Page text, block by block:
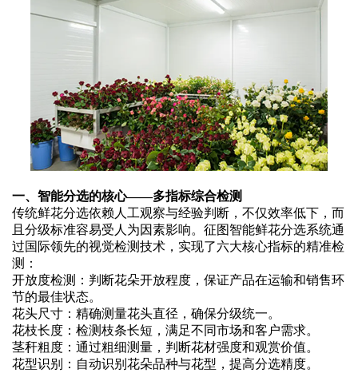
一、智能分选的核心——多指标综合检测
传统鲜花分选依赖人工观察与经验判断，不仅效率低下，而
且分级标准容易受人为因素影响。征图智能鲜花分选系统通
过国际领先的视觉检测技术，实现了六大核心指标的精准检
测：
开放度检测：判断花朵开放程度，保证产品在运输和销售环
节的最佳状态。
花头尺寸：精确测量花头直径，确保分级统一。
花枝长度：检测枝条长短，满足不同市场和客户需求。
茎秆粗度：通过粗细测量，判断花材强度和观赏价值。
花型识别：自动识别花朵品种与花型，提高分选精度。